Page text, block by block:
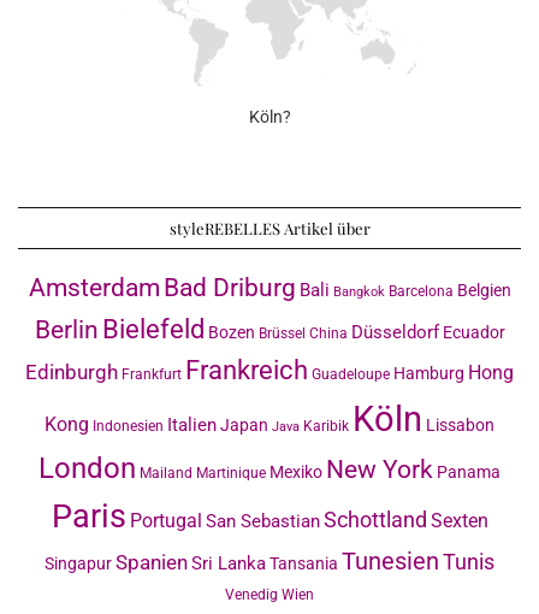
Köln?
styleREBELLES Artikel über
Amsterdam Bad Driburg Bali Bangkok Barcelona Belgien
Berlin Bielefeld Bozen Brüssel China Düsseldorf Ecuador
Edinburgh Frankfurt Frankreich Guadeloupe Hamburg Hong
Kong Indonesien ItalienJapan Java Karibik Köln Lissabon
London Mailand Martinique Mexiko New York Panama
Paris Portugal San SebastianSchottland Sexten
SingapurSpanienSri LankaTansania TunesienTunis
Venedig Wien